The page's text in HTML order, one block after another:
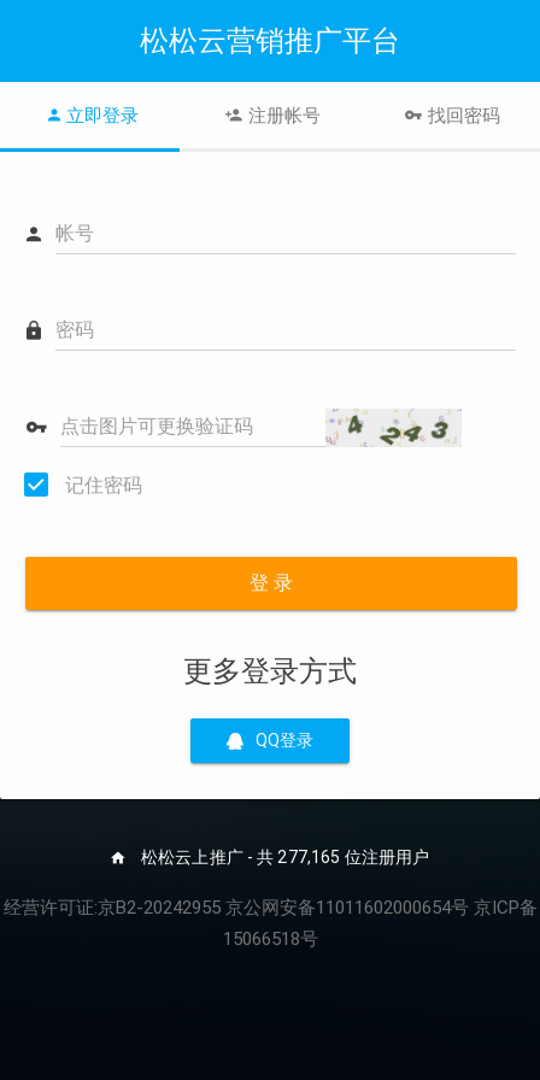
松松云营销推广平台
立即登录 注册帐号 找回密码
帐号
密码
点击图片可更换验证码
记住密码
登 录
更多登录方式
QQ登录
松松云上推广 - 共 277,165 位注册用户
经营许可证:京B2-20242955 京公网安备11011602000654号 京ICP备
15066518号